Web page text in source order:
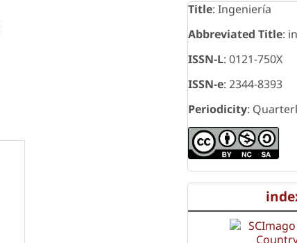
Title: Ingeniería
Abbreviated Title:
ISSN-L: 0121-750X
ISSN-e: 2344-8393
Periodicity: